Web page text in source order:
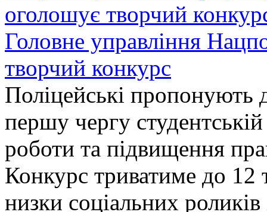
Головне управління
творчий конкурс
Поліцейські пропонують
першу чергу
роботи та підвищення
Конкурс триватиме до 12
низки соціальних